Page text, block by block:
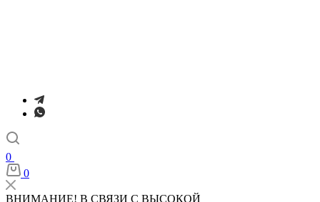
0
0
ВНИМАНИЕ! В СВЯЗИ С ВЫСОКОЙ